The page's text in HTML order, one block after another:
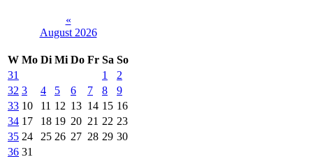
«
August 2026
W Mo Di Mi Do Fr Sa So
31
1
2
32 3 4 5 6 7 8
9
33 10 11 12 13 14 15 16
34 17 18 19 20 21 22 23
35 24 25 26 27 28 29 30
36 31